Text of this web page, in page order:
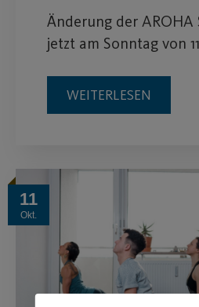
Änderung der
jetzt am Sonntag von
WEITERLESEN
11
Okt.